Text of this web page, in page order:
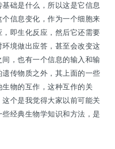
础是什么，所以这是它信息
信息变化，作为一个细胞来
即生化反应，然后它还需要
境做出应答，甚至会改变这
，也有一个信息的输入和输
传物质之外，其上面的一些
物的互作，这种互作的关
个是我觉得大家以前可能关
经典生物学知识和方法，是